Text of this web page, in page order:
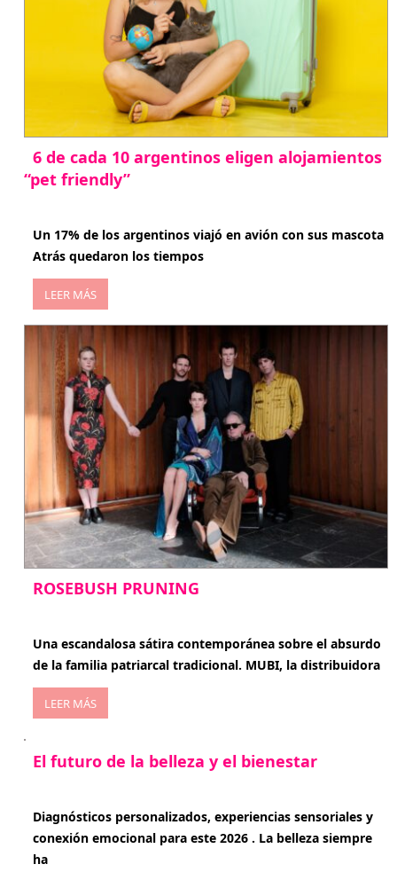
6 de cada 10 argentinos eligen alojamientos
“pet friendly”
Un 17% de los argentinos viajó en avión con sus mascota
Atrás quedaron los tiempos
LEER MÁS
ROSEBUSH PRUNING
Una escandalosa sátira contemporánea sobre el absurdo
de la familia patriarcal tradicional. MUBI, la distribuidora
LEER MÁS
El futuro de la belleza y el bienestar
Diagnósticos personalizados, experiencias sensoriales y
conexión emocional para este 2026 . La belleza siempre
ha